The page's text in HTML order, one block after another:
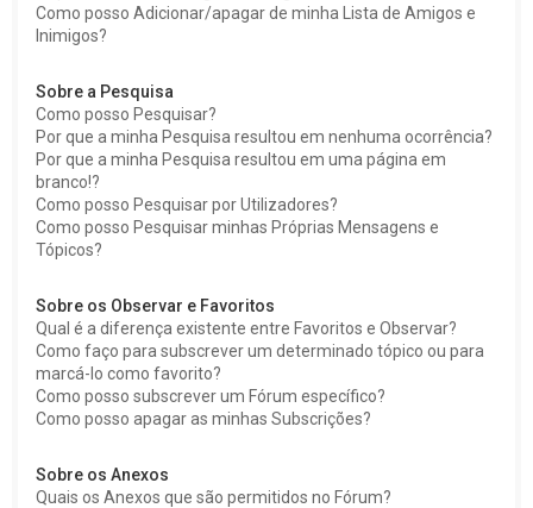
Como posso Adicionar/apagar de minha Lista de Amigos e
Inimigos?
Sobre a Pesquisa
Como posso Pesquisar?
Por que a minha Pesquisa resultou em nenhuma ocorrência?
Por que a minha Pesquisa resultou em uma página em
branco!?
Como posso Pesquisar por Utilizadores?
Como posso Pesquisar minhas Próprias Mensagens e
Tópicos?
Sobre os Observar e Favoritos
Qual é a diferença existente entre Favoritos e Observar?
Como faço para subscrever um determinado tópico ou para
marcá-lo como favorito?
Como posso subscrever um Fórum específico?
Como posso apagar as minhas Subscrições?
Sobre os Anexos
Quais os Anexos que são permitidos no Fórum?